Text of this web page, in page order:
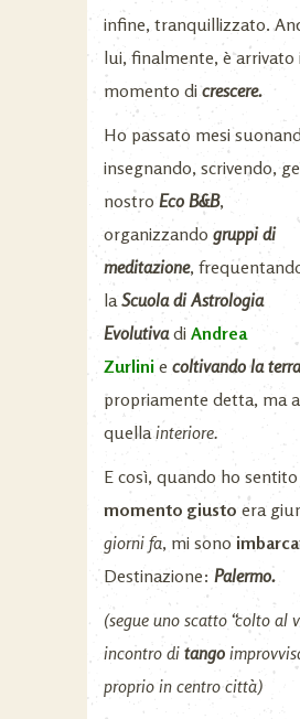
infine, tranquillizzato.
lui, finalmente, è arrivato
momento dicrescere.
Ho passato mesi
insegnando, scrivendo,
nostro Eco B&B,
organizzando gruppi di
meditazione,
la Scuola di Astrologia
Evolutiva di Andrea
Zurlini e coltivando la
propriamente detta, ma
quellainteriore.
E così, quando ho sentito
momento giusto era
giorni fa, mi sono
Destinazione: Palermo.
(segue uno scatto “colto al
incontro di tango
proprio in centro città)